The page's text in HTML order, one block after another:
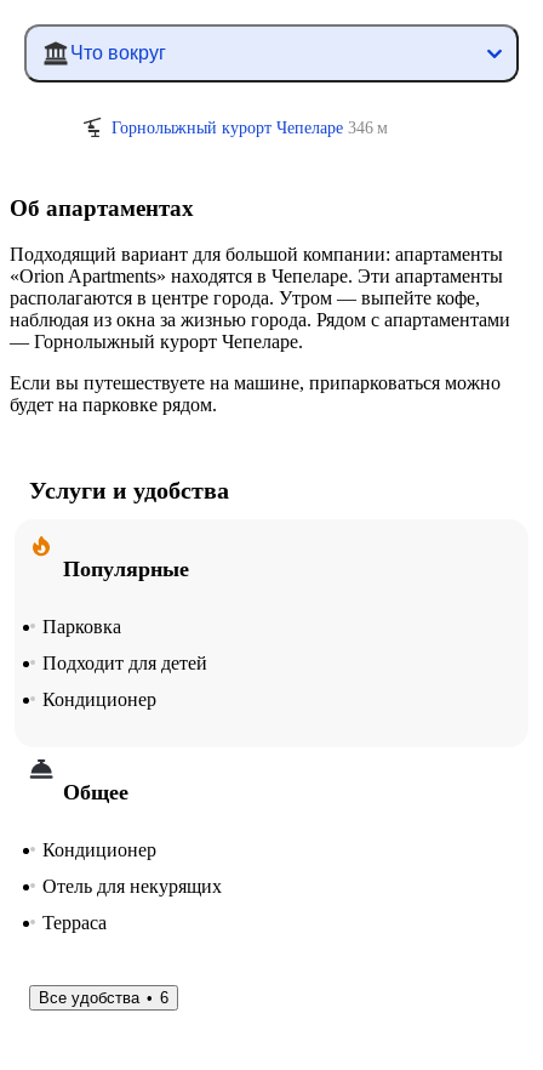
Что вокруг
Горнолыжный курорт Чепеларе 346 м
Об апартаментах
Подходящий вариант для большой компании: апартаменты
«Orion Apartments» находятся в Чепеларе. Эти апартаменты
располагаются в центре города. Утром — выпейте кофе,
наблюдая из окна за жизнью города. Рядом с апартаментами
— Горнолыжный курорт Чепеларе.
Если вы путешествуете на машине, припарковаться можно
будет на парковке рядом.
Услуги и удобства
Популярные
Парковка
Подходит для детей
Кондиционер
Общее
Кондиционер
Отель для некурящих
Терраса
Все удобства 6